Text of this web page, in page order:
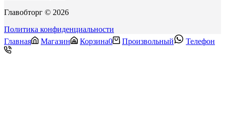
Главобторг © 2026
Политика конфиденциальности
Главная
Магазин Корзина0 Произвольный Телефон